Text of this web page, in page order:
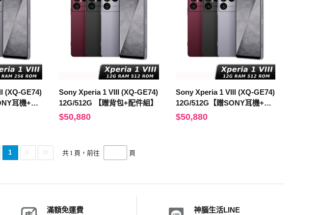
(XQ-GE74)
耳機+原
Sony Xperia 1 VIII (XQ-GE74)
12G/512G 【贈背包+配件組】
$50,880
Sony Xperia 1 VIII (XQ-GE74)
12G/512G【贈SONY耳機+原
廠背包】
$50,880
1 共 1 頁，前往 頁
滿額免運費 神腦生活LINE